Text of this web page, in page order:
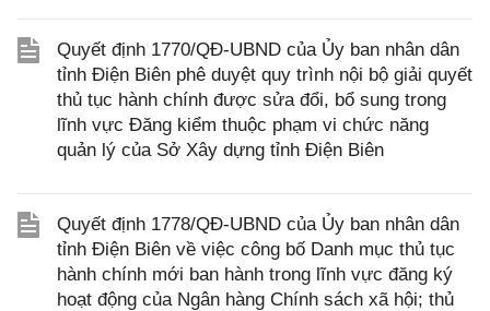
Quyết định 1770/QĐ-UBND của Ủy ban nhân dân
tỉnh Điện Biên phê duyệt quy trình nội bộ giải quyết
thủ tục hành chính được sửa đổi, bổ sung trong
lĩnh vực Đăng kiểm thuộc phạm vi chức năng
quản lý của Sở Xây dựng tỉnh Điện Biên
Quyết định 1778/QĐ-UBND của Ủy ban nhân dân
tỉnh Điện Biên về việc công bố Danh mục thủ tục
hành chính mới ban hành trong lĩnh vực đăng ký
hoạt động của Ngân hàng Chính sách xã hội; thủ